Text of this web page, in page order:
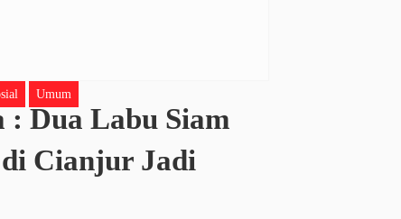
Umum
: Dua Labu Siam
Cianjur Jadi